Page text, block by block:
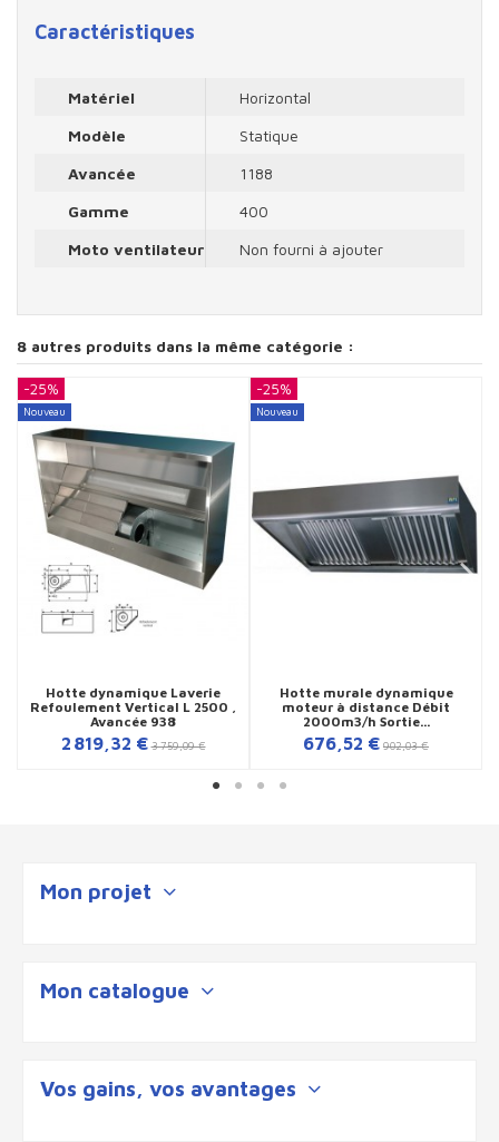
Caractéristiques
Matériel
Horizontal
Modèle
Statique
Avancée
1188
Gamme
400
Moto ventilateur
Non fourni à ajouter
8 autres produits dans la même catégorie :
-25%
Nouveau
Hotte dynamique Laverie
Refoulement Vertical L 2500 ,
Avancée 938
2 819,32 € 3 759,09 €
-25%
Nouveau
Hotte murale dynamique
moteur à distance Débit
2000m3/h Sortie...
676,52 € 902,03 €
Mon projet
Mon catalogue
Vos gains, vos avantages